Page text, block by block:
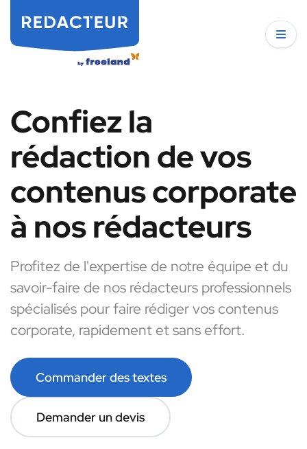
Confiez la
rédaction de vos
contenus corporate
à nos rédacteurs
Profitez de l'expertise de notre équipe et du
savoir-faire de nos rédacteurs professionnels
spécialisés pour faire rédiger vos contenus
corporate, rapidement et sans effort.
Commander des textes
Demander un devis